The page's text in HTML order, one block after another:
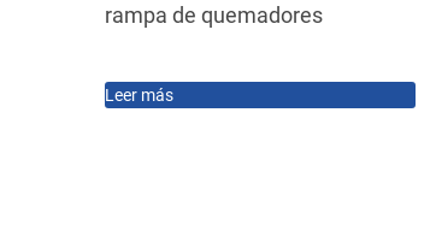
rampa de quemadores
Leer más